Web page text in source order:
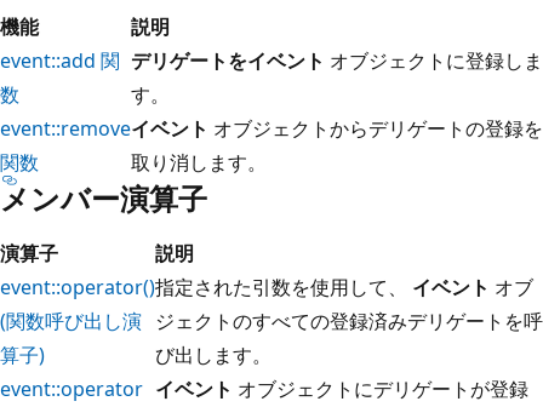
機能
説明
event::add 関
数
デリゲートをイベント オブジェクトに登録しま
す。
event::remove
関数
イベント オブジェクトからデリゲートの登録を
取り消します。
メンバー演算子
演算子
説明
event::operator()
(関数呼び出し演
算子)
指定された引数を使用して、 イベント オブ
ジェクトのすべての登録済みデリゲートを呼
び出します。
event::operator イベント オブジェクトにデリゲートが登録